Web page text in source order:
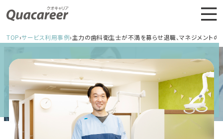
TOP›サービス利用事例›主力の歯科衛生士が不満を募らせ退職、マネジメント